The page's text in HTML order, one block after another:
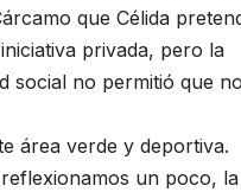
que Célida
privada, pero la
social no permitió que
área verde y deportiva.
un poco,